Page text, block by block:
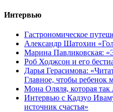
Интервью
Гастрономическое
Александр Шатохин
Марина Павликовская:
Роб Ходжсон и его
Дарья Герасимова:
Главное, чтобы ребенок
Мона Оляля, которая так
Интервью с Кадзуо
источник счастья»